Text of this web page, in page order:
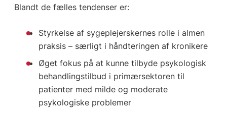
Blandt de fælles tendenser er:
Styrkelse af sygeplejerskernes rolle i almen
praksis – særligt i håndteringen af kronikere
Øget fokus på at kunne tilbyde psykologisk
behandlingstilbud i primærsektoren til
patienter med milde og moderate
psykologiske problemer